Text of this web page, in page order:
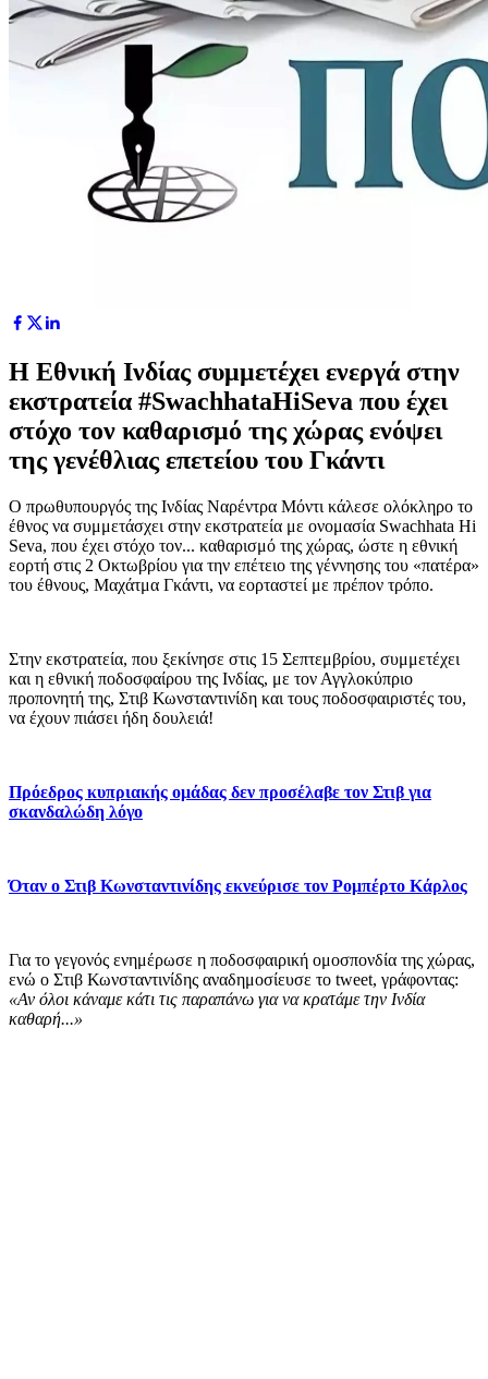
Η Εθνική Ινδίας συμμετέχει ενεργά στην
εκστρατεία #SwachhataHiSeva που έχει
στόχο τον καθαρισμό της χώρας ενόψει
της γενέθλιας επετείου του Γκάντι
O πρωθυπουργός της Ινδίας Ναρέντρα Μόντι κάλεσε ολόκληρο το
έθνος να συμμετάσχει στην εκστρατεία με ονομασία Swachhata Hi
Seva, που έχει στόχο τον... καθαρισμό της χώρας, ώστε η εθνική
εορτή στις 2 Οκτωβρίου για την επέτειο της γέννησης του «πατέρα»
του έθνους, Μαχάτμα Γκάντι, να εορταστεί με πρέπον τρόπο.
Στην εκστρατεία, που ξεκίνησε στις 15 Σεπτεμβρίου, συμμετέχει
και η εθνική ποδοσφαίρου της Ινδίας, με τον Αγγλοκύπριο
προπονητή της, Στιβ Κωνσταντινίδη και τους ποδοσφαιριστές του,
να έχουν πιάσει ήδη δουλειά!
Πρόεδρος κυπριακής ομάδας δεν προσέλαβε τον Στιβ για
σκανδαλώδη λόγο
Όταν ο Στιβ Κωνσταντινίδης εκνεύρισε τον Ρομπέρτο Κάρλος
Για το γεγονός ενημέρωσε η ποδοσφαιρική ομοσπονδία της χώρας,
ενώ ο Στιβ Κωνσταντινίδης αναδημοσίευσε το tweet, γράφοντας:
«Αν όλοι κάναμε κάτι τις παραπάνω για να κρατάμε την Ινδία
καθαρή...»